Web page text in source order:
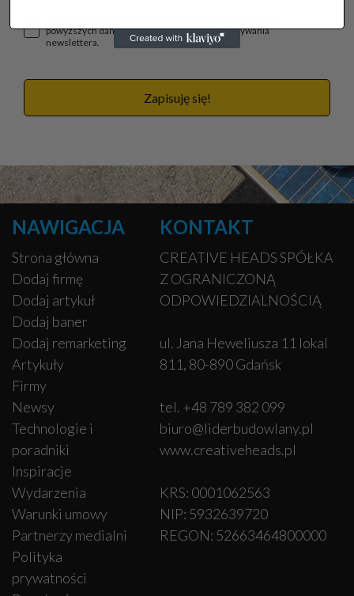
powyższych danych osobowych w celu otrzymywania
newslettera.
Zapisuję się!
NAWIGACJA
Strona główna
Dodaj firmę
Dodaj artykuł
Dodaj baner
Dodaj remarketing
Artykuły
Firmy
Newsy
Technologie i
poradniki
Inspiracje
Wydarzenia
Warunki umowy
Partnerzy medialni
Polityka
prywatności
KONTAKT
CREATIVE HEADS SPÓŁKA
Z OGRANICZONĄ
ODPOWIEDZIALNOŚCIĄ
ul. Jana Heweliusza 11 lokal
811, 80-890 Gdańsk
tel. +48 789 382 099
biuro@liderbudowlany.pl
www.creativeheads.pl
KRS: 0001062563
NIP: 5932639720
REGON: 52663464800000